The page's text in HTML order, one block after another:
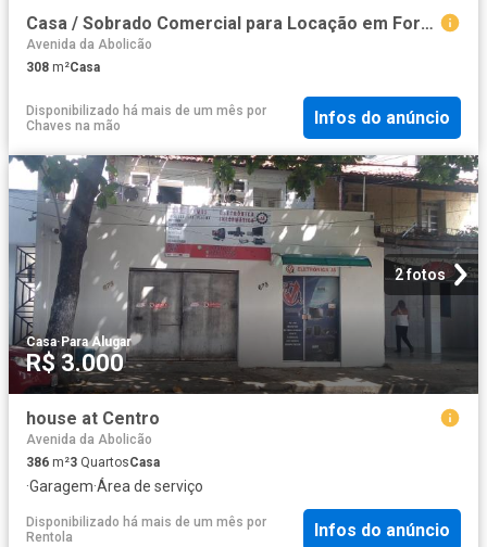
Casa / Sobrado Comercial para Locação em Fortaleza/CE Centro
Avenida da Abolicão
308 m²Casa
Disponibilizado há mais de um mês por
Chaves na mão
Infos do anúncio
2 fotos
Casa·Para Alugar
R$ 3.000
house at Centro
Avenida da Abolicão
386 m²3 QuartosCasa
·Garagem·Área de serviço
Disponibilizado há mais de um mês por
Rentola
Infos do anúncio